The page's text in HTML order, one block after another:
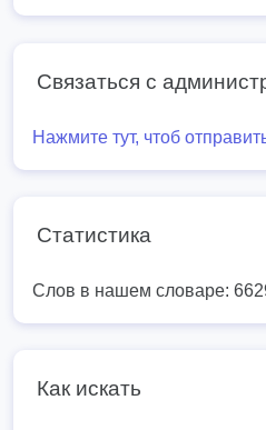
Связаться с
Нажмите тут, чтоб
Статистика
Слов в нашем словаре:
Как искать